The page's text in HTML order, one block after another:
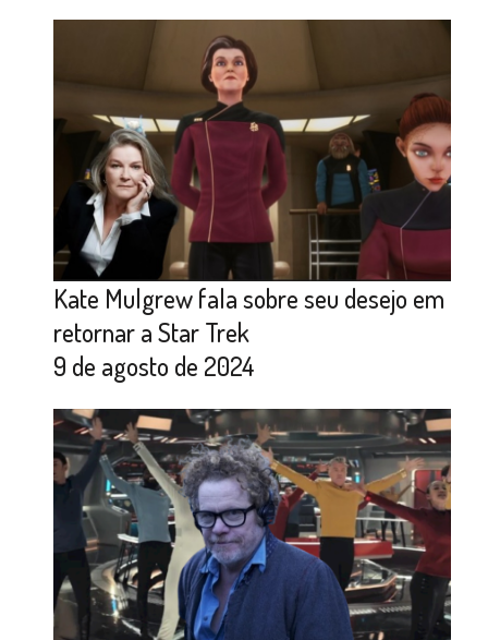
Kate Mulgrew fala sobre seu desejo em
retornar a Star Trek
9 de agosto de 2024